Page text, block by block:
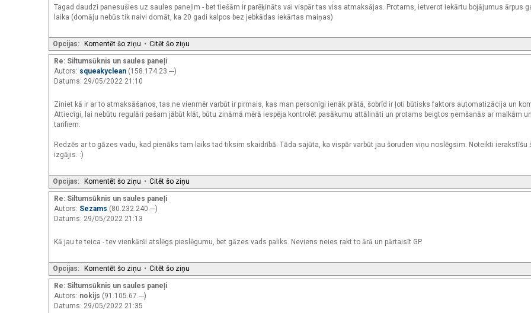
Tagad daudzi panesušies uz saules paneļim - bet tiešām ir parēķināts vai vispār tas viss atmaksājas. Protams, ietverot iekārtu bojājumus ārpus
laika (domāju nebūs tik naivi domāt, ka 20 gadi kalpos bez jebkādas iekārtas maiņas)
Opcijas: Komentēt šo ziņu • Citēt šo ziņu
Re: Siltumsūknis un saules paneļi
Autors: squeakyclean (158.174.23.---)
Datums: 29/05/2022 21:10
Ziniet kā ir ar to atmaksāšanos, tas ne vienmēr varbūt ir pirmais, kas man personīgi ienāk prātā, šobrīd ir ļoti būtisks faktors automatizācija un
Attiecīgi, lai nebūtu regulāri pašam jābūt klāt, būtu zināmā mērā iespēja kontrolēt pasākumu attālināti un protams beigtos ņemšanās ar malkām
tarifiem.
Redzēs ar to gāzes vadu, kad pienāks tam laiks tad tiksim skaidrībā. Tāda sajūta, ka vispār varbūt jau šoruden viņu noslēgsim. Noteikti ierakstīšu
izgājis. :)
Opcijas: Komentēt šo ziņu • Citēt šo ziņu
Re: Siltumsūknis un saules paneļi
Autors: Sezams (80.232.240.---)
Datums: 29/05/2022 21:13
Kā jau te teica - tev vienkārši atslēgs pieslēgumu, bet gāzes vads paliks. Neviens neies rakt to ārā un pārtaisīt GP.
Opcijas: Komentēt šo ziņu • Citēt šo ziņu
Re: Siltumsūknis un saules paneļi
Autors: nokijs (91.105.67.---)
Datums: 29/05/2022 21:35